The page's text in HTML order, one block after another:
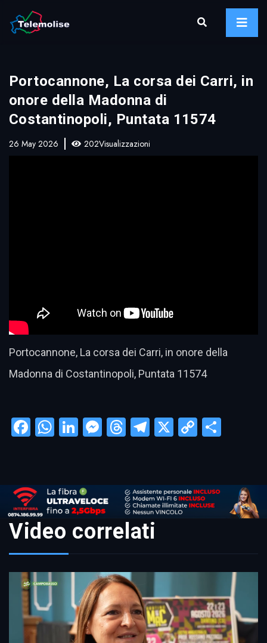
Portocannone, La corsa dei Carri, in
onore della Madonna di
Costantinopoli, Puntata 11574
26 May 2026 202Visualizzazioni
Portocannone, La corsa dei Carri, in onore della
Madonna di Costantinopoli, Puntata 11574
Facebook
WhatsApp
LinkedIn
Messenger
Threads
Telegram
X
Copy
Video correlati